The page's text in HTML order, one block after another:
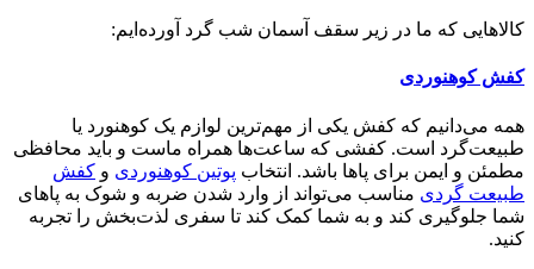
کالاهایی که ما در زیر سقف آسمان شب گرد آورده‌ایم:
کفش کوهنوردی
همه می‌دانیم که کفش یکی از مهم‌ترین لوازم یک کوهنورد یا
طبیعت‌گرد است. کفشی که ساعت‌ها همراه ماست و باید محافظی
مطمئن و ایمن برای پاها باشد. انتخاب پوتین کوهنوردی و کفش
طبیعت گردی مناسب می‌تواند از وارد شدن ضربه و شوک به پاهای
شما جلوگیری کند و به شما کمک کند تا سفری لذت‌بخش را تجربه
کنید.